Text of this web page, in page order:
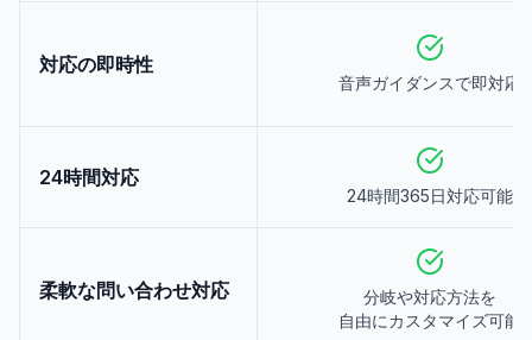
対応の即時性
音声ガイダンスで即対応
24時間対応
24時間365日対応可能
柔軟な問い合わせ対応
分岐や対応方法を
自由にカスタマイズ可能